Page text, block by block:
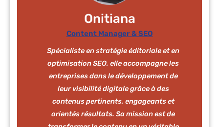
Onitiana
Content Manager & SEO
Spécialiste en stratégie éditoriale et en
optimisation SEO, elle accompagne les
entreprises dans le développement de
leur visibilité digitale grâce à des
contenus pertinents, engageants et
orientés résultats. Sa mission est de